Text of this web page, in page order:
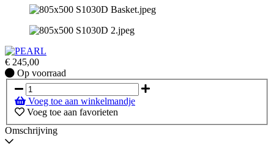
€ 245,00
Op
voorraad
Op voorraad
Voeg toe aan winkelmandje
Voeg toe aan favorieten
Omschrijving